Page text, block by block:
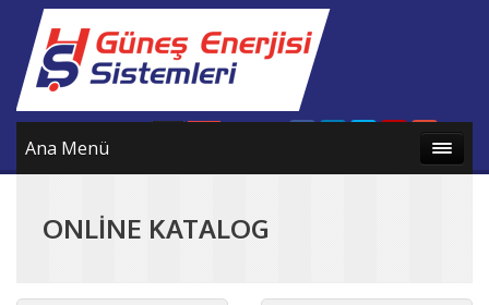
Ana Menü
ONLİNE KATALOG